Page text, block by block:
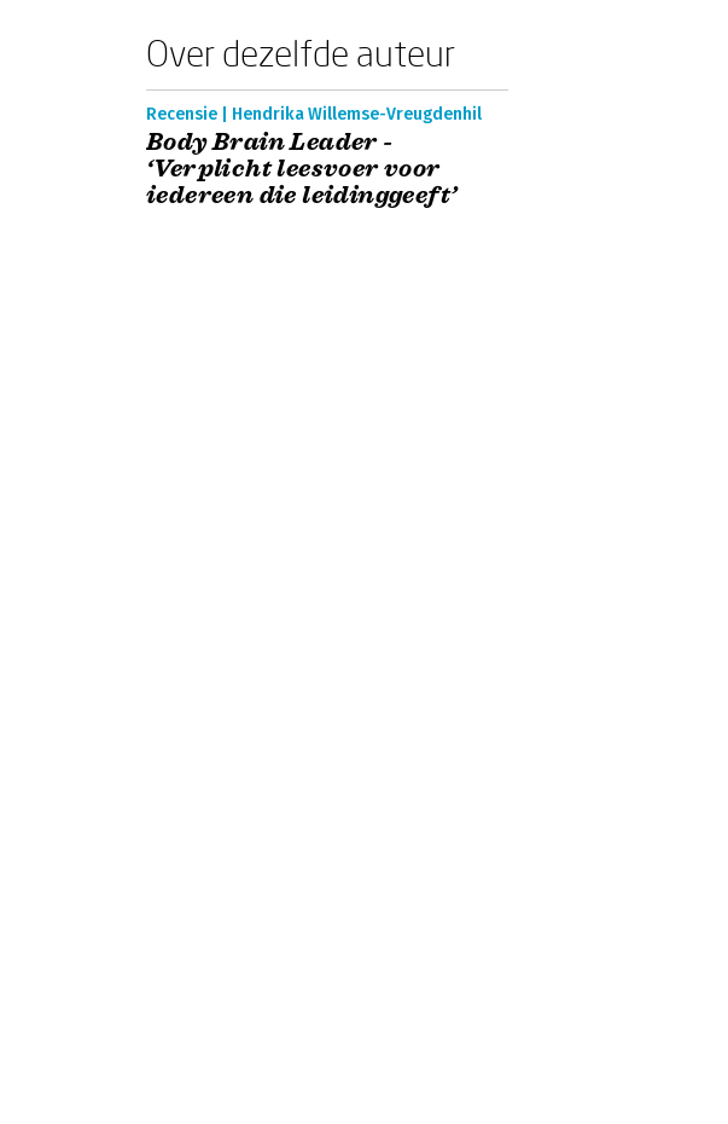
Over dezelfde auteur
Recensie | Hendrika Willemse-Vreugdenhil
Body Brain Leader -
‘Verplicht leesvoer voor
iedereen die leidinggeeft’